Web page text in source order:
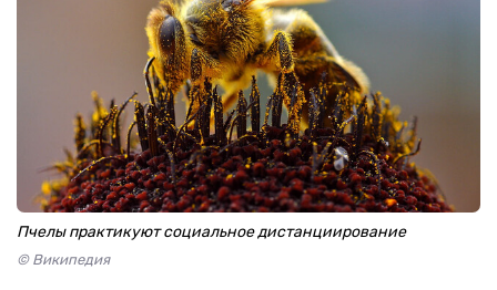
Пчелы практикуют социальное дистанциирование
© Википедия